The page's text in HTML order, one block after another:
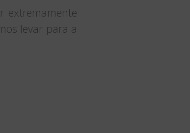
extremamente
levar para a